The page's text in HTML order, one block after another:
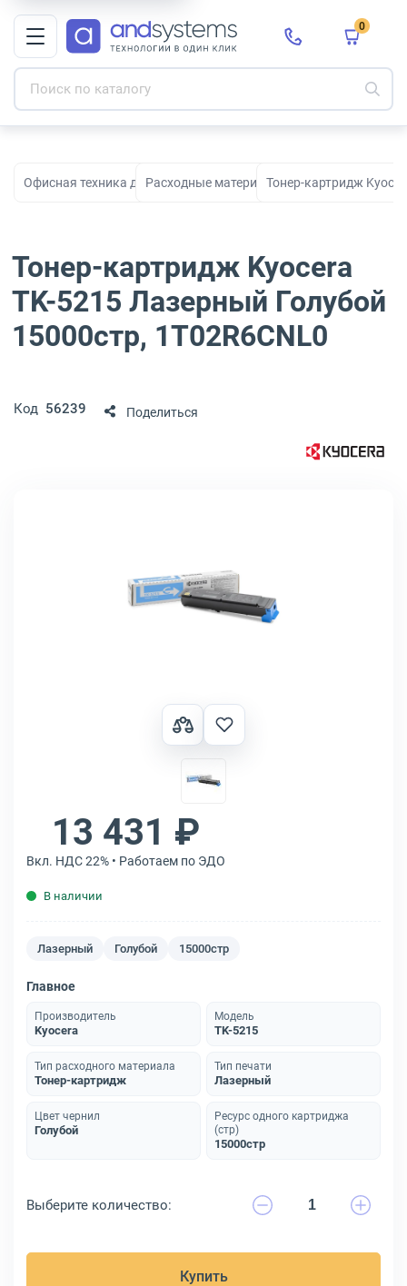
0
Офисная техника для печати, сканирования и
Расходные материалы для принтеров и
Тонер-картридж
Тонер-картридж Kyocera
TK-5215 Лазерный Голубой
15000стр, 1T02R6CNL0
Код 56239 Поделиться
13 431 ₽
Вкл. НДС 22% • Работаем по ЭДО
В наличии
Лазерный Голубой 15000стр
Главное
Производитель
Kyocera
Модель
TK-5215
Тип расходного материала
Тонер-картридж
Тип печати
Лазерный
Цвет чернил
Голубой
Ресурс одного картриджа
(стр)
15000стр
Выберите количество:
Купить